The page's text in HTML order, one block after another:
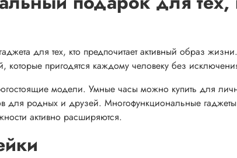
для тех, кто предпочитает активный образ жизни.
пригодятся каждому человеку без
модели. Умные часы можно купить для
для родных и друзей. Многофункциональные гаджеты
активно расширяются.